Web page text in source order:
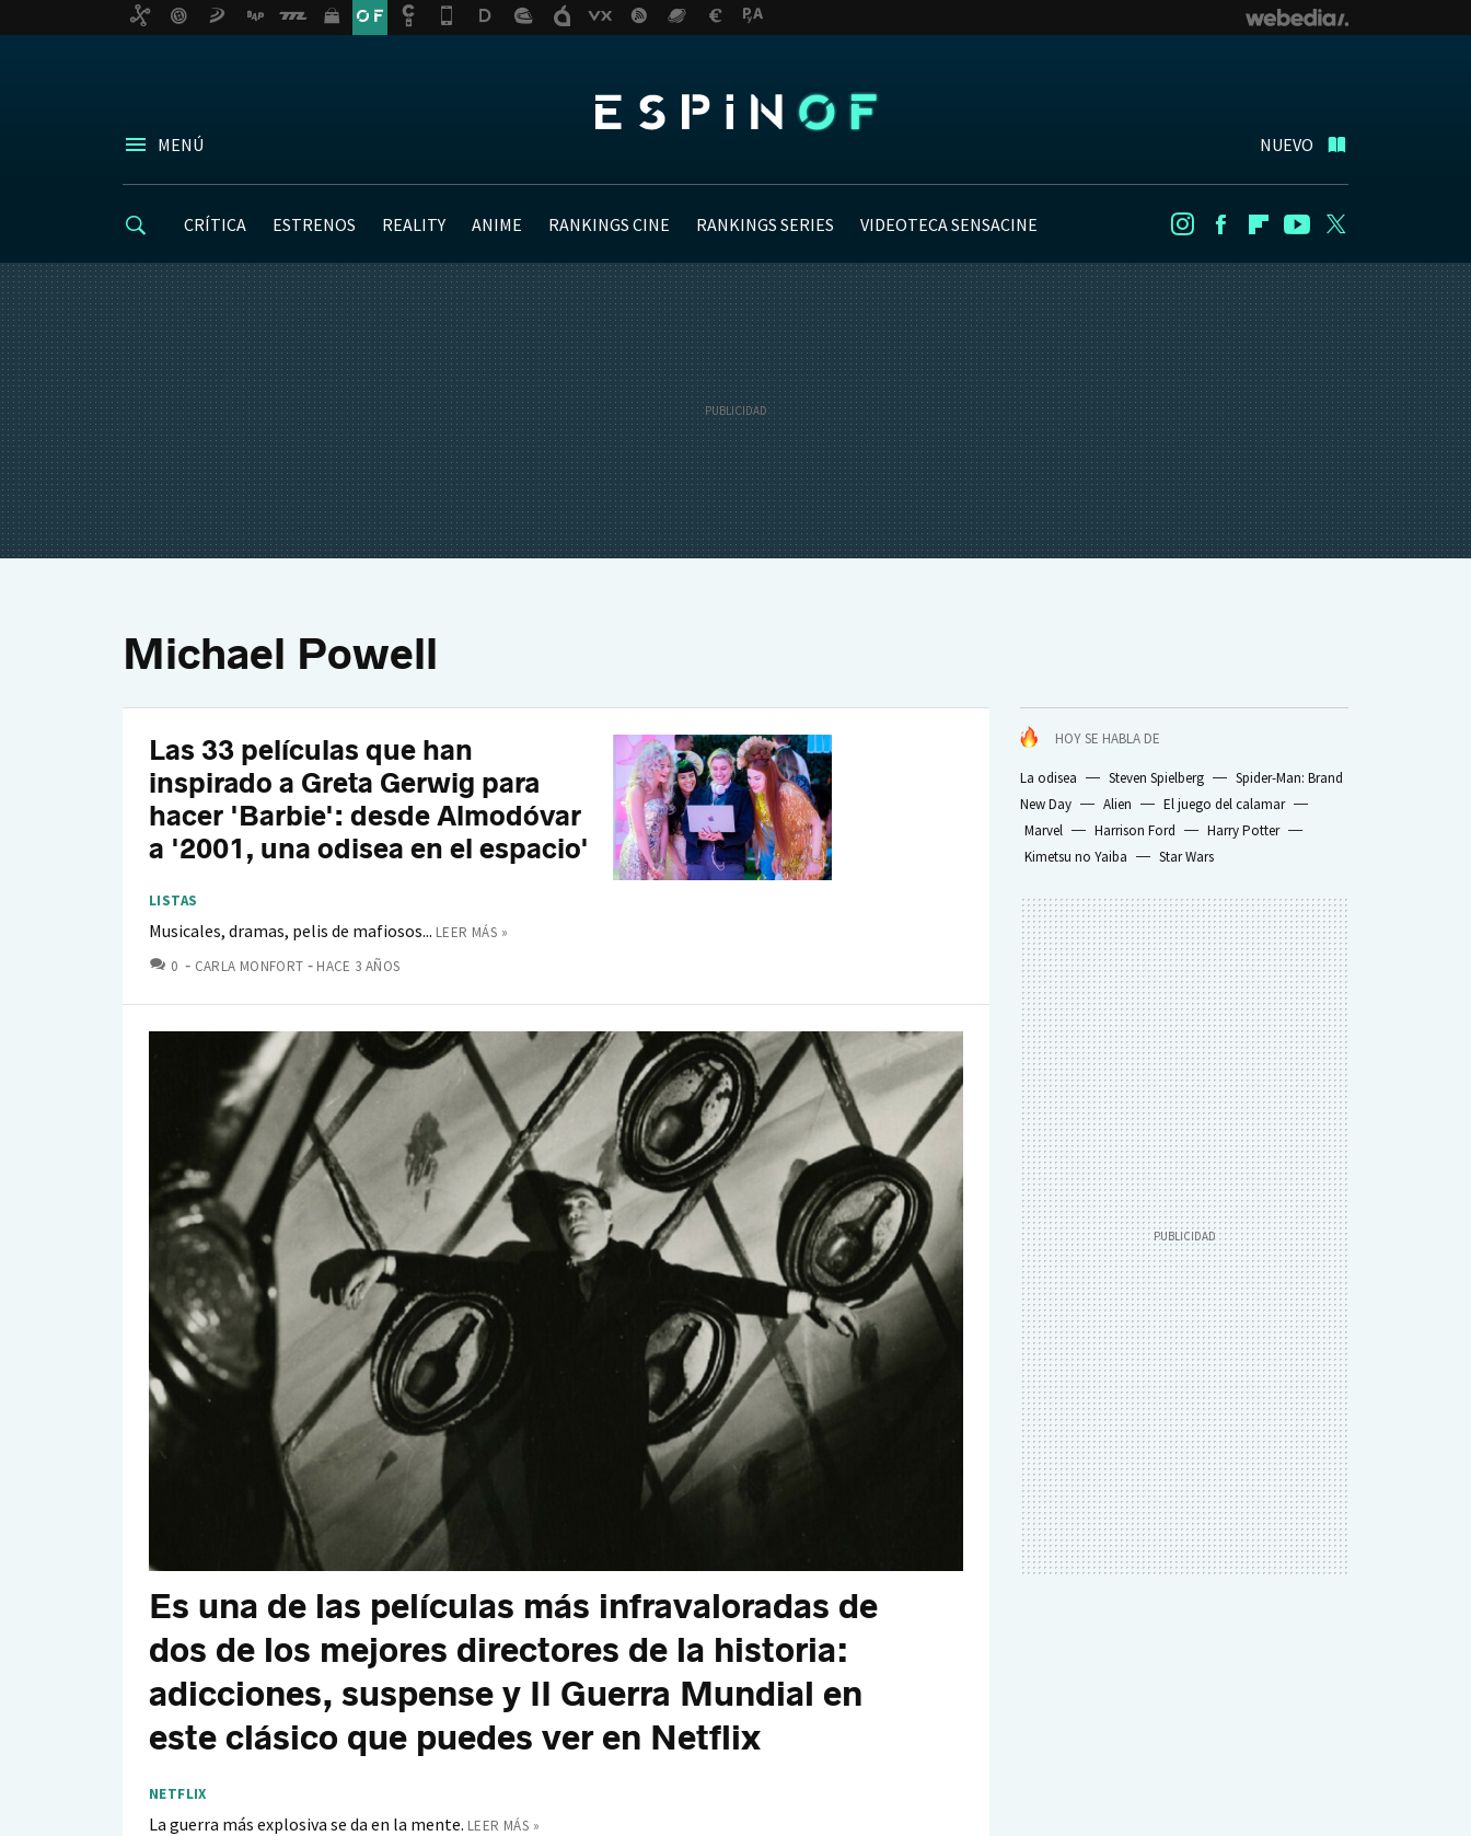
MENÚ NUEVO
CRÍTICA ESTRENOS REALITY ANIME RANKINGS CINE RANKINGS SERIES VIDEOTECA SENSACINE InstagramFacebookFlipboard
Youtube
Michael Powell
HOY SE HABLA DE
La odisea Steven Spielberg
Spider-Man: Brand
New Day
Alien
El juego del calamar
Marvel
Harrison Ford
Harry Potter
Kimetsu no Yaiba
Star Wars
Las 33 películas que han
inspirado a Greta Gerwig para
hacer 'Barbie': desde Almodóvar
a '2001, una odisea en el espacio'
LISTAS
Musicales, dramas, pelis de mafiosos... LEER MÁS »
0 COMENTARIOS
CARLA MONFORT HACE 3 AÑOS
Es una de las películas más infravaloradas de
dos de los mejores directores de la historia:
adicciones, suspense y II Guerra Mundial en
este clásico que puedes ver en Netflix
NETFLIX
La guerra más explosiva se da en la mente. LEER MÁS »